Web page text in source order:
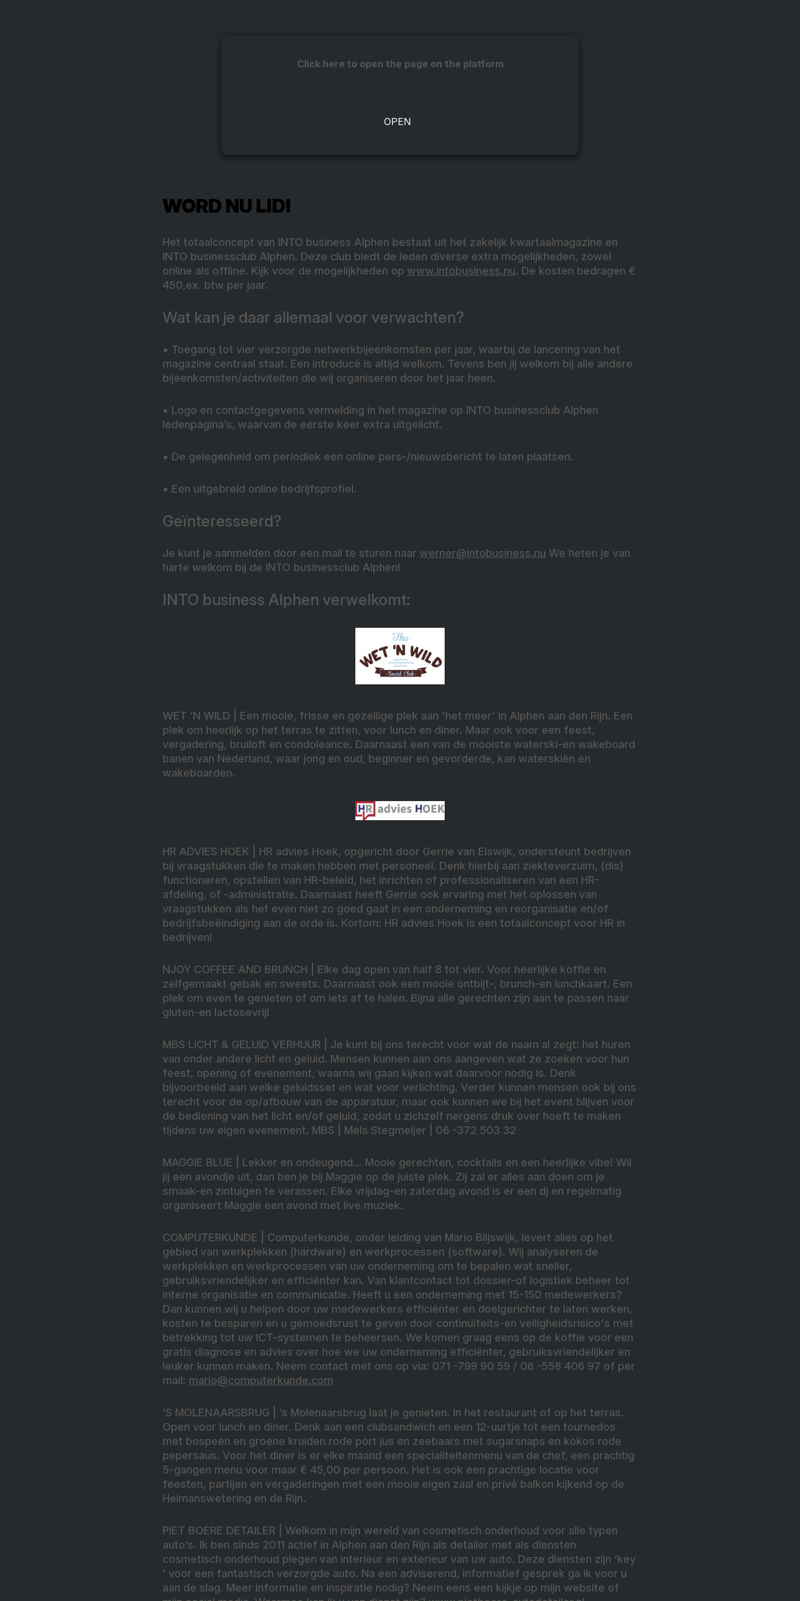
Click here to open the page on the platform
WORD NU LID!
Het totaalconcept van INTO business Alphen bestaat uit het zakelijk kwartaalmagazine en
INTO businessclub Alphen. Deze club biedt de leden diverse extra mogelijkheden, zowel
online als offline. Kijk voor de mogelijkheden op www.intobusiness.nu. De kosten bedragen €
450,ex. btw per jaar.
Wat kan je daar allemaal voor verwachten?
• Toegang tot vier verzorgde netwerkbijeenkomsten per jaar, waarbij de lancering van het
magazine centraal staat. Een introducé is altijd welkom. Tevens ben jij welkom bij alle andere
bijeenkomsten/activiteiten die wij organiseren door het jaar heen.
• Logo en contactgegevens vermelding in het magazine op INTO businessclub Alphen
ledenpagina’s, waarvan de eerste keer extra uitgelicht.
• De gelegenheid om periodiek een online pers-/nieuwsbericht te laten plaatsen.
• Een uitgebreid online bedrijfsprofiel.
Geïnteresseerd?
Je kunt je aanmelden door een mail te sturen naar werner@intobusiness.nu We heten je van
harte welkom bij de INTO businessclub Alphen!
INTO business Alphen verwelkomt:
WET ’N WILD
| Een mooie, frisse en gezellige plek aan 'het meer' in Alphen aan den Rijn. Een
plek om heerlijk op het terras te zitten, voor lunch en diner. Maar ook voor een feest,
vergadering, bruiloft en condoleance. Daarnaast een van de mooiste waterski-en wakeboard
banen van Nederland, waar jong en oud, beginner en gevorderde, kan waterskiën en
wakeboarden.
HR ADVIES HOEK
| HR advies Hoek, opgericht door Gerrie van Elswijk, ondersteunt bedrijven
bij vraagstukken die te maken hebben met personeel. Denk hierbij aan ziekteverzuim, (dis)
functioneren, opstellen van HR-beleid, het inrichten of professionaliseren van een HR-
afdeling, of -administratie. Daarnaast heeft Gerrie ook ervaring met het oplossen van
vraagstukken als het even niet zo goed gaat in een onderneming en reorganisatie en/of
bedrijfsbeëindiging aan de orde is. Kortom: HR advies Hoek is een totaalconcept voor HR in
bedrijven!
NJOY COFFEE AND BRUNCH
| Elke dag open van half 8 tot vier. Voor heerlijke koffie en
zelfgemaakt gebak en sweets. Daarnaast ook een mooie ontbijt-, brunch-en lunchkaart. Een
plek om even te genieten of om iets af te halen. Bijna alle gerechten zijn aan te passen naar
gluten-en lactosevrij!
MBS LICHT & GELUID VERHUUR
| Je kunt bij ons terecht voor wat de naam al zegt: het huren
van onder andere licht en geluid. Mensen kunnen aan ons aangeven wat ze zoeken voor hun
feest, opening of evenement, waarna wij gaan kijken wat daarvoor nodig is. Denk
bijvoorbeeld aan welke geluidsset en wat voor verlichting. Verder kunnen mensen ook bij ons
terecht voor de op/afbouw van de apparatuur, maar ook kunnen we bij het event blijven voor
de bediening van het licht en/of geluid, zodat u zichzelf nergens druk over hoeft te maken
tijdens uw eigen evenement. MBS | Mels Stegmeijer | 06 -372 503 32
MAGGIE BLUE
| Lekker en ondeugend... Mooie gerechten, cocktails en een heerlijke vibe! Wil
jij een avondje uit, dan ben je bij Maggie op de juiste plek. Zij zal er alles aan doen om je
smaak-en zintuigen te verassen. Elke vrijdag-en zaterdag avond is er een dj en regelmatig
organiseert Maggie een avond met live muziek.
COMPUTERKUNDE
| Computerkunde, onder leiding van Mario Blijswijk, levert alles op het
gebied van werkplekken (hardware) en werkprocessen (software). Wij analyseren de
werkplekken en werkprocessen van uw onderneming om te bepalen wat sneller,
gebruiksvriendelijker en efficiënter kan. Van klantcontact tot dossier-of logistiek beheer tot
interne organisatie en communicatie. Heeft u een onderneming met 15-150 medewerkers?
Dan kunnen wij u helpen door uw medewerkers efficiënter en doelgerichter te laten werken,
kosten te besparen en u gemoedsrust te geven door continuïteits-en veiligheidsrisico's met
betrekking tot uw ICT-systemen te beheersen. We komen graag eens op de koffie voor een
gratis diagnose en advies over hoe we uw onderneming efficiënter, gebruiksvriendelijker en
leuker kunnen maken. Neem contact met ons op via: 071 -799 90 59 / 06 -558 406 97 of per
mail: mario@computerkunde.com
’S MOLENAARSBRUG
| ’s Molenaarsbrug laat je genieten. In het restaurant of op het terras.
Open voor lunch en diner. Denk aan een clubsandwich en een 12-uurtje tot een tournedos
met bospeen en groene kruiden rode port jus en zeebaars met sugarsnaps en kokos rode
pepersaus. Voor het diner is er elke maand een specialiteitenmenu van de chef, een prachtig
5-gangen menu voor maar € 45,00 per persoon. Het is ook een prachtige locatie voor
feesten, partijen en vergaderingen met een mooie eigen zaal en privé balkon kijkend op de
Heimanswetering en de Rijn.
PIET BOERE DETAILER
| Welkom in mijn wereld van cosmetisch onderhoud voor alle typen
auto’s. Ik ben sinds 2011 actief in Alphen aan den Rijn als detailer met als diensten
cosmetisch onderhoud plegen van interieur en exterieur van uw auto. Deze diensten zijn ‘key
’ voor een fantastisch verzorgde auto. Na een adviserend, informatief gesprek ga ik voor u
aan de slag. Meer informatie en inspiratie nodig? Neem eens een kijkje op mijn website of